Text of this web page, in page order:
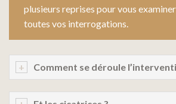
plusieurs reprises pour vous
toutes vos interrogations.
Comment se déroule